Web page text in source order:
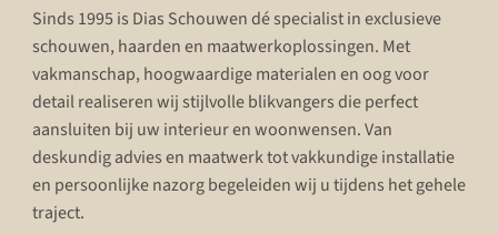
Sinds 1995 is Dias Schouwen dé specialist in exclusieve
schouwen, haarden en maatwerkoplossingen. Met
vakmanschap, hoogwaardige materialen en oog voor
detail realiseren wij stijlvolle blikvangers die perfect
aansluiten bij uw interieur en woonwensen. Van
deskundig advies en maatwerk tot vakkundige installatie
en persoonlijke nazorg begeleiden wij u tijdens het gehele
traject.